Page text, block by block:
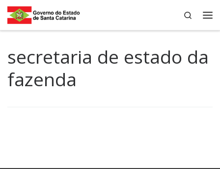
Skip to content
Search
secretaria de estado da
fazenda